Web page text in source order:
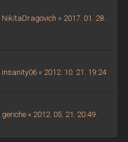
NikitaDragovich « 2017. 01. 28.
insanity06« 2012. 10. 21. 19:24
geriche« 2012. 05. 21. 20:49